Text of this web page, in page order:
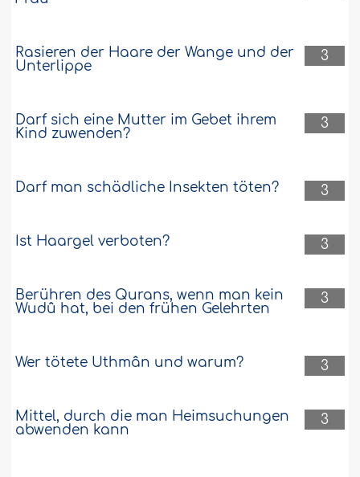
3
Rasieren der Haare der Wange und der
Unterlippe
3
Darf sich eine Mutter im Gebet ihrem
Kind zuwenden?
3
Darf man schädliche Insekten töten?
3
Ist Haargel verboten?
3
Berühren des Qurans, wenn man kein
Wudû hat, bei den frühen Gelehrten
3
Wer tötete Uthmân und warum?
3
Mittel, durch die man Heimsuchungen
abwenden kann